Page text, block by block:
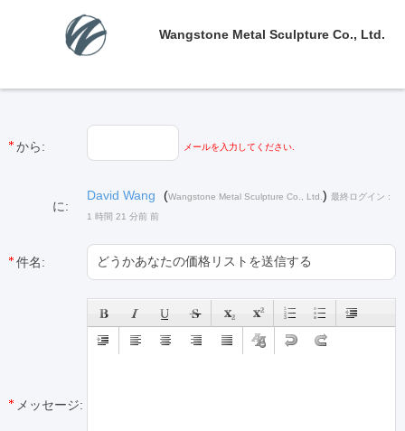
Wangstone Metal Sculpture Co., Ltd.
から: メールを入力してください.
に:
David Wang (Wangstone Metal Sculpture Co., Ltd. ) 最終ログイン :
1 時間 21 分前 前
件名:
メッセージ: